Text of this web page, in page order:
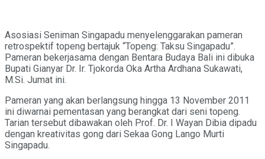
Asosiasi Seniman Singapadu menyelenggarakan pameran
retrospektif topeng bertajuk “Topeng: Taksu Singapadu”.
Pameran bekerjasama dengan Bentara Budaya Bali ini dibuka
Bupati Gianyar Dr. Ir. Tjokorda Oka Artha Ardhana Sukawati,
M.Si. Jumat ini.
Pameran yang akan berlangsung hingga 13 November 2011
ini diwarnai pementasan yang berangkat dari seni topeng.
Tarian tersebut dibawakan oleh Prof. Dr. I Wayan Dibia dipadu
dengan kreativitas gong dari Sekaa Gong Lango Murti
Singapadu.